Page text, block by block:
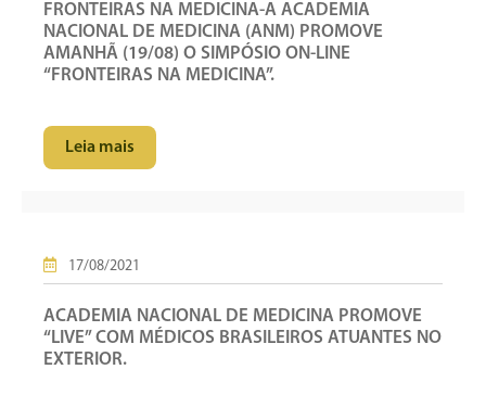
FRONTEIRAS NA MEDICINA-A ACADEMIA
NACIONAL DE MEDICINA (ANM) PROMOVE
AMANHÃ (19/08) O SIMPÓSIO ON-LINE
“FRONTEIRAS NA MEDICINA”.
Leia mais
17/08/2021
ACADEMIA NACIONAL DE MEDICINA PROMOVE
“LIVE” COM MÉDICOS BRASILEIROS ATUANTES NO
EXTERIOR.